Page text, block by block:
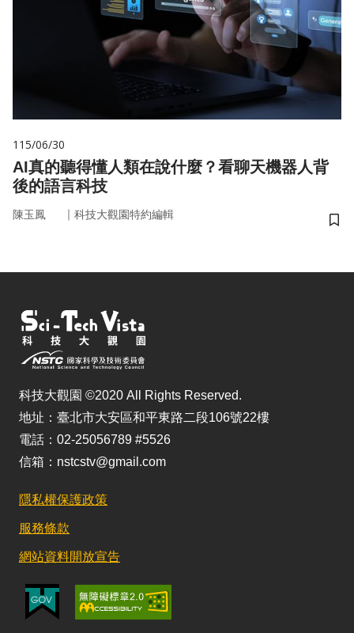
115/06/30
AI真的聽得懂人類在說什麼？看聊天機器人背
後的語言科技
陳玉鳳 ｜ 科技大觀園特約編輯
儲
科技大觀園 ©2020 All Rights Reserved.
地址：臺北市大安區和平東路二段106號22樓
電話：02-25056789 #5526
信箱：nstcstv@gmail.com
隱私權保護政策
服務條款
網站資料開放宣告